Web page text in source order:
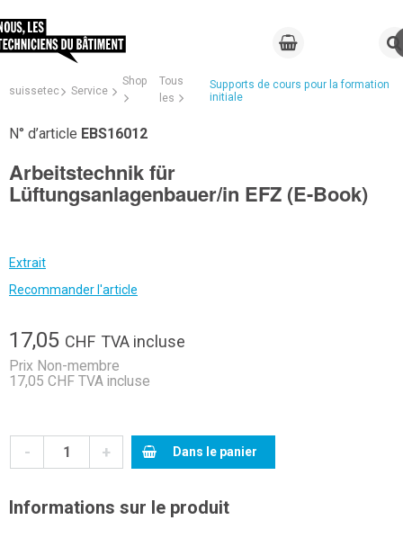
suissetec Service
Shop
Tous
les
Supports de cours pour la formation
initiale
N° d’article EBS16012
Arbeitstechnik für
Lüftungsanlagenbauer/in EFZ (E-Book)
Extrait
Recommander l'article
17,05 CHF TVA incluse
Prix Non-membre
17,05 CHF TVA incluse
- + Dans le panier
Informations sur le produit